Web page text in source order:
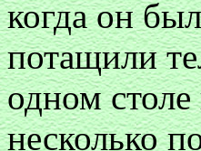
когда он
потащили
одном
несколько